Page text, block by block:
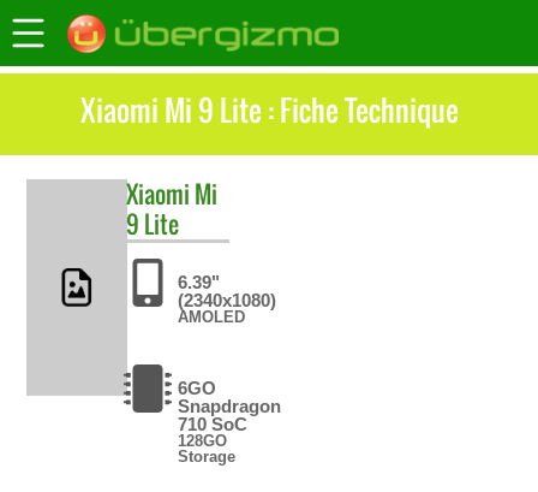
Xiaomi Mi 9 Lite : Fiche Technique
Xiaomi Mi
9 Lite
6.39"
(2340x1080)
AMOLED
6GO
Snapdragon
710 SoC
128GO
Storage